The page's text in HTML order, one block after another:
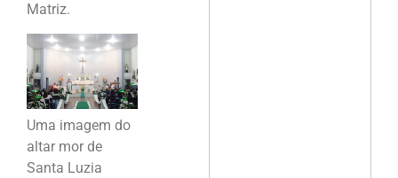
Matriz.
Uma imagem do
altar mor de
Santa Luzia